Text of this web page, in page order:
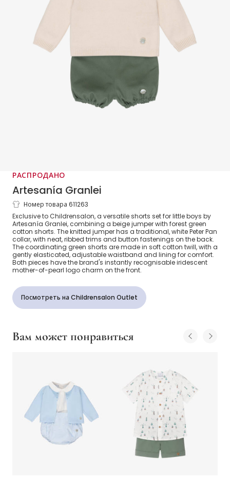
РАСПРОДАНО
Artesanía Granlei
Boys Beige Sweater & Green Cotton
Shorts Set
Номер товара 611263
Exclusive to Childrensalon, a versatile shorts set for little boys by
Artesanía Granlei, combining a beige jumper with forest green
cotton shorts. The knitted jumper has a traditional, white Peter Pan
collar, with neat, ribbed trims and button fastenings on the back.
The coordinating green shorts are made in soft cotton twill, with a
gently elasticated, adjustable waistband and lining for comfort.
Both pieces have the brand's instantly recognisable iridescent
mother-of-pearl logo charm on the front.
Посмотреть на Childrensalon Outlet
Вам может понравиться